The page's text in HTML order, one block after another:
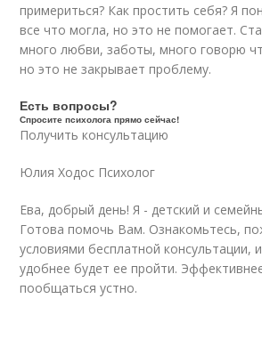
примериться? Как простить себя? Я
все что могла, но это не помогает.
много любви, заботы, много говорю
но это не закрывает проблему.
Есть вопросы?
Спросите психолога прямо сейчас!
Получить консультацию
Юлия Ходос Психолог
Ева, добрый день! Я - детский и
Готова помочь Вам. Ознакомьтесь,
условиями бесплатной консультации,
удобнее будет ее пройти.
пообщаться устно.